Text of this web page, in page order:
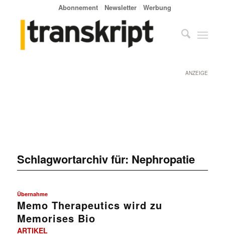
Abonnement Newsletter Werbung
ANZEIGE
Schlagwortarchiv für: Nephropatie
Übernahme
Memo Therapeutics wird zu
Memorises Bio
ARTIKEL